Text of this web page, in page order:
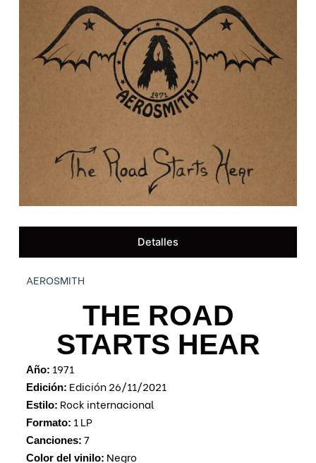
Detalles
AEROSMITH
THE ROAD
STARTS HEAR
Año: 1971
Edición: Edición 26/11/2021
Estilo: Rock internacional
Formato: 1 LP
Canciones: 7
Color del vinilo: Negro